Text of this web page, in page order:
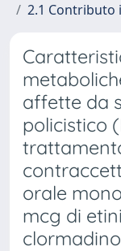
2.1 Contributo
affette da
policistico
orale
mcg di